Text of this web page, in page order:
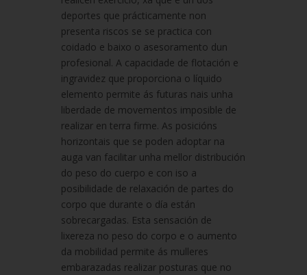
deportes que prácticamente non
presenta riscos se se practica con
coidado e baixo o asesoramento dun
profesional. A capacidade de flotación e
ingravidez que proporciona o líquido
elemento permite ás futuras nais unha
liberdade de movementos imposible de
realizar en terra firme. As posicións
horizontais que se poden adoptar na
auga van facilitar unha mellor distribución
do peso do cuerpo e con iso a
posibilidade de relaxación de partes do
corpo que durante o día están
sobrecargadas. Esta sensación de
lixereza no peso do corpo e o aumento
da mobilidad permite ás mulleres
embarazadas realizar posturas que no